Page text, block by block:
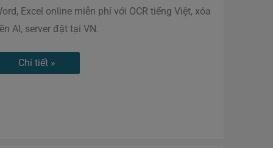
Excel online miễn phí với OCR tiếng Việt, xóa
AI, server đặt tại VN.
Chi tiết »